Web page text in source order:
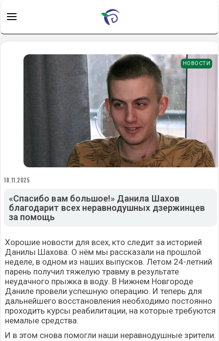
НОВОСТИ
18.11.2025
«Спасибо вам большое!» Данила Шахов
благодарит всех неравнодушных дзержинцев
за помощь
Хорошие новости для всех, кто следит за историей
Данилы Шахова. О нём мы рассказали на прошлой
неделе, в одном из наших выпусков. Летом 24-летний
парень получил тяжелую травму в результате
неудачного прыжка в воду. В Нижнем Новгороде
Даниле провели успешную операцию. И теперь для
дальнейшего восстановления необходимо постоянно
проходить курсы реабилитации, на которые требуются
немалые средства.
И в этом снова помогли наши неравнодушные зрители.